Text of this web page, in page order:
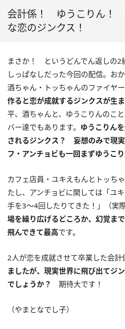
会計係！ ゆうこりん！
な恋のジンクス！
まさか！ というどんでん返しの2
しっぱなしだった今回の配信。お
酒ちゃん・トッちゃんのファイヤー
作ると恋が成就するジンクスが生ま
平、酒ちゃんと、ゆうこりんのこ
バー達でもあります。 ゆうこりん
されるジンクス？ 妄想のみで現
フ・アンチョビも一回まずゆうこ
カフェ店員・ユキえもんとトッち
たし、アンチョビに関しては「ユ
手を3〜4回したりてきた！」（実際
場を繰り広げるどころか、幻覚ま
飛んできて最高です。
2人が恋を成就させて卒業した会計
ましたが、現実世界に飛び出てジ
でしょうか？
期待大です！
（やまとなでし子）